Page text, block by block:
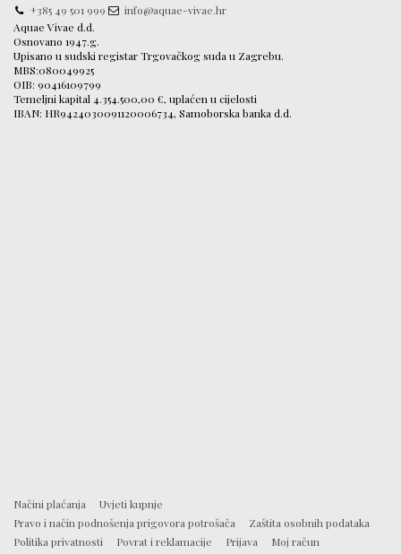
+385 49 501 999
info@aquae-vivae.hr
Aquae Vivae d.d.
Osnovano 1947.g.
Upisano u sudski registar Trgovačkog suda u Zagrebu.
MBS:080049925
OIB: 90416109799
Temeljni kapital 4.354.500,00 €, uplaćen u cijelosti
IBAN: HR9424030091120006734, Samoborska banka d.d.
Načini plaćanja
Uvjeti kupnje
Pravo i način podnošenja prigovora potrošača
Zaštita osobnih podataka
Politika privatnosti
Povrat i reklamacije Prijava
Moj račun